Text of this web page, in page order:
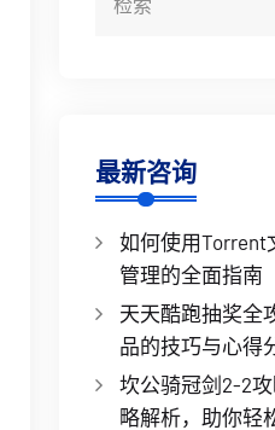
最新咨询
如何使用Torrent
管理的全面指南
天天酷跑抽奖全
品的技巧与心得
坎公骑冠剑2-2
略解析，助你轻